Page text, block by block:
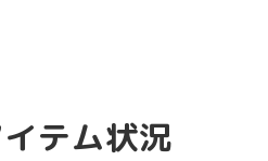
テム状況